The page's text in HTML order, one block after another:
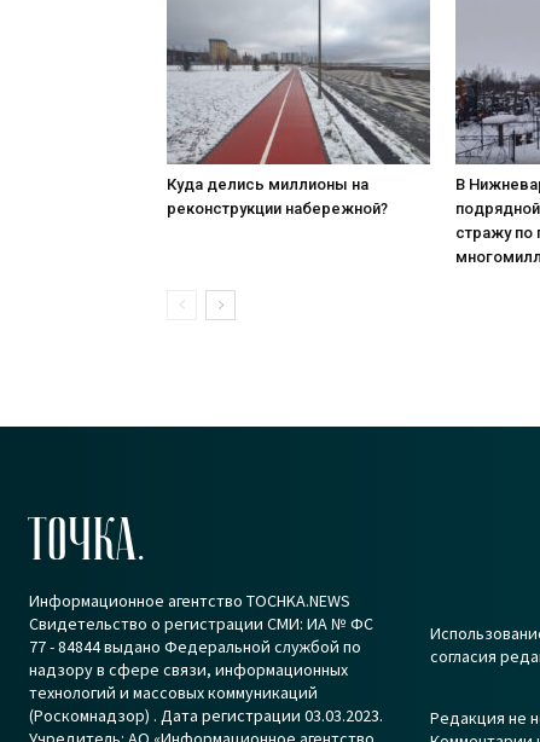
Куда делись миллионы на
реконструкции набережной?
В
стражу по
ТОЧКА.
Информационное агентство TOCHKA.NEWS
Свидетельство о регистрации СМИ: ИА № ФС
77 - 84844 выдано Федеральной службой по
надзору в сфере связи, информационных
технологий и массовых коммуникаций
(Роскомнадзор) . Дата регистрации 03.03.2023.
согласия
Редакция не